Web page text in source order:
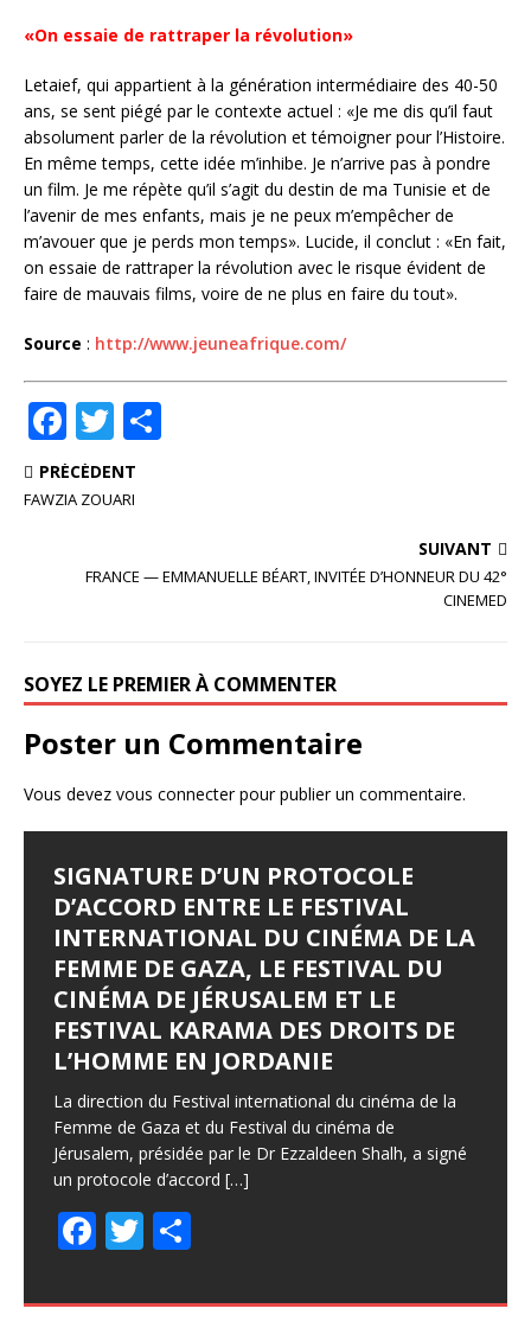
«On essaie de rattraper la révolution»
Letaief, qui appartient à la génération intermédiaire des 40-50
ans, se sent piégé par le contexte actuel : «Je me dis qu’il faut
absolument parler de la révolution et témoigner pour l’Histoire.
En même temps, cette idée m’inhibe. Je n’arrive pas à pondre
un film. Je me répète qu’il s’agit du destin de ma Tunisie et de
l’avenir de mes enfants, mais je ne peux m’empêcher de
m’avouer que je perds mon temps». Lucide, il conclut : «En fait,
on essaie de rattraper la révolution avec le risque évident de
faire de mauvais films, voire de ne plus en faire du tout».
Source : http://www.jeuneafrique.com/
F
a
c
b
k
T
w
it
r e
PRÉCÉDENT
FAWZIA ZOUARI
SUIVANT
FRANCE — EMMANUELLE BÉART, INVITÉE D’HONNEUR DU 42°
CINEMED
SOYEZ LE PREMIER À COMMENTER
Poster un Commentaire
Vous devez vous connecterpour publier un commentaire.
SIGNATURE D’UN PROTOCOLE
D’ACCORD ENTRE LE FESTIVAL
INTERNATIONAL DU CINÉMA DE LA
FEMME DE GAZA, LE FESTIVAL DU
CINÉMA DE JÉRUSALEM ET LE
FESTIVAL KARAMA DES DROITS DE
L’HOMME EN JORDANIE
La direction du Festival international du cinéma de la
Femme de Gaza et du Festival du cinéma de
Jérusalem, présidée par le Dr Ezzaldeen Shalh, a signé
un protocole d’accord […]
F
e
T
ittta